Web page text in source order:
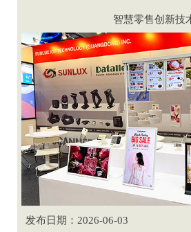
智慧零售创新技
发布日期：2026-06-03